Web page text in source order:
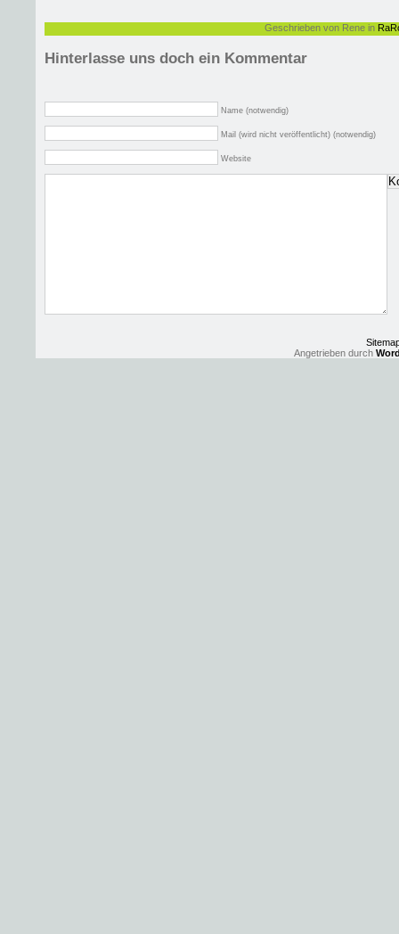
Geschrieben von Rene in
Hinterlasse uns doch ein Kommentar
Name (notwendig)
Mail (wird nicht veröffentlicht) (notwendig)
Website
Angetrieben durch